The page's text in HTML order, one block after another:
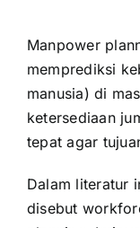
Manpower
memprediksi
manusia) di
ketersediaan
tepat agar
Dalam literatur
disebut